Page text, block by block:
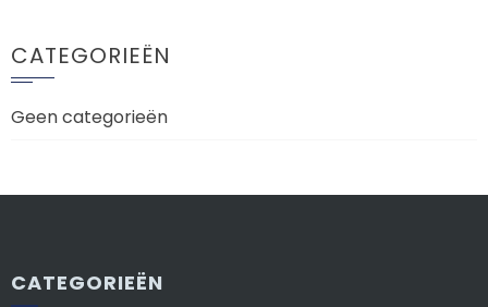
CATEGORIEËN
Geen categorieën
CATEGORIEËN